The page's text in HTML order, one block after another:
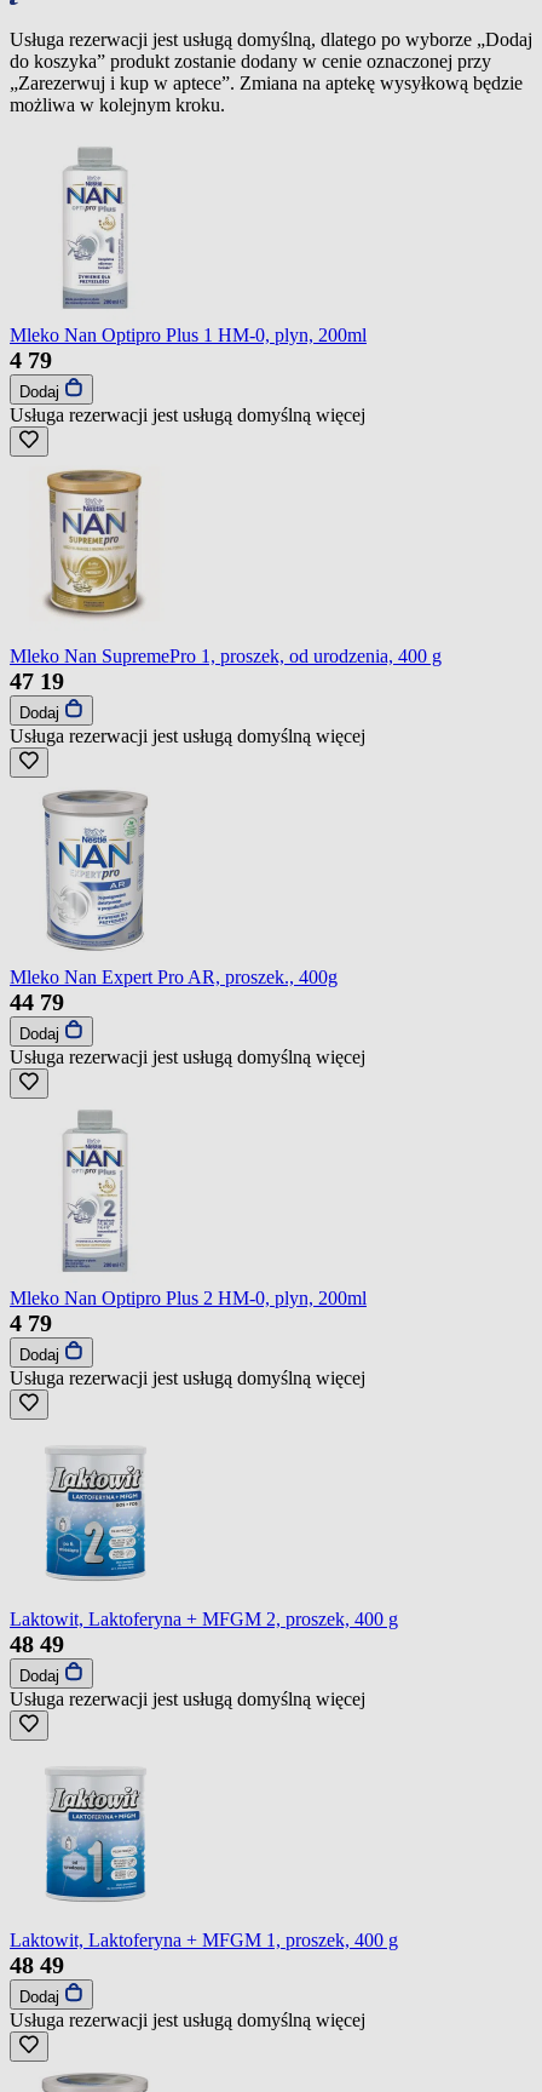
Usługa rezerwacji jest usługą domyślną, dlatego po wyborze „Dodaj
do koszyka” produkt zostanie dodany w cenie oznaczonej przy
„Zarezerwuj i kup w aptece”. Zmiana na aptekę wysyłkową będzie
możliwa w kolejnym kroku.
Mleko Nan Optipro Plus 1 HM-0, plyn, 200ml
4 79
Dodaj
Usługa rezerwacji jest usługą domyślną więcej
Mleko Nan SupremePro 1, proszek, od urodzenia, 400 g
47 19
Dodaj
Usługa rezerwacji jest usługą domyślną więcej
Mleko Nan Expert Pro AR, proszek., 400g
44 79
Dodaj
Usługa rezerwacji jest usługą domyślną więcej
Mleko Nan Optipro Plus 2 HM-0, plyn, 200ml
4 79
Dodaj
Usługa rezerwacji jest usługą domyślną więcej
Laktowit, Laktoferyna + MFGM 2, proszek, 400 g
48 49
Dodaj
Usługa rezerwacji jest usługą domyślną więcej
Laktowit, Laktoferyna + MFGM 1, proszek, 400 g
48 49
Dodaj
Usługa rezerwacji jest usługą domyślną więcej